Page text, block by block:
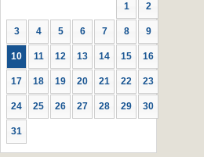
1 2
3 4 5 6 7 8 9
10 11 12 13 14 15 16
17 18 19 20 21 22 23
24 25 26 27 28 29 30
31